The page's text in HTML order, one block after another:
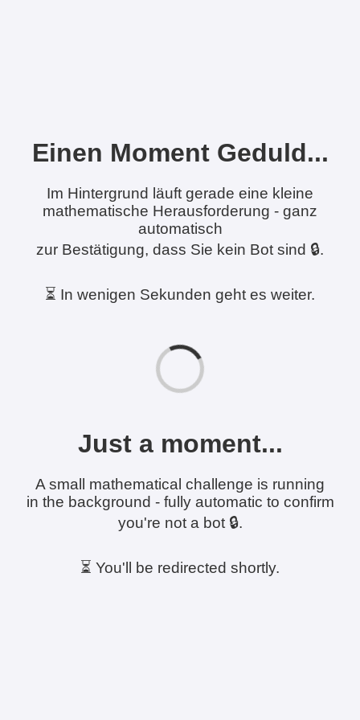
Einen Moment Geduld...
Im Hintergrund läuft gerade eine kleine
mathematische Herausforderung - ganz
automatisch
zur Bestätigung, dass Sie kein Bot sind 🔒.
⏳ In wenigen Sekunden geht es weiter.
Just a moment...
A small mathematical challenge is running
in the background - fully automatic to confirm
you're not a bot 🔒.
⏳ You'll be redirected shortly.